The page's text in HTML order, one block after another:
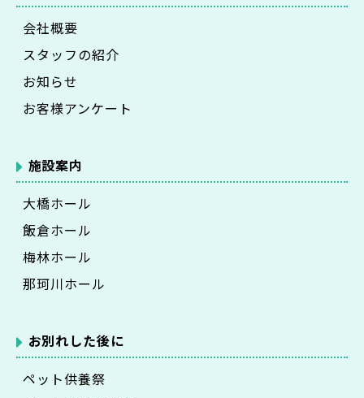
会社概要
スタッフの紹介
お知らせ
お客様アンケート
施設案内
大橋ホール
飯倉ホール
梅林ホール
那珂川ホール
お別れした後に
ペット供養祭